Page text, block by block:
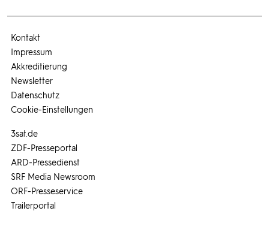
3sat.de
ZDF-Presseportal
ARD-Pressedienst
SRF Media Newsroom
ORF-Presseservice
Trailerportal
Kontakt
Impressum
Akkreditierung
Newsletter
Datenschutz
Cookie-Einstellungen